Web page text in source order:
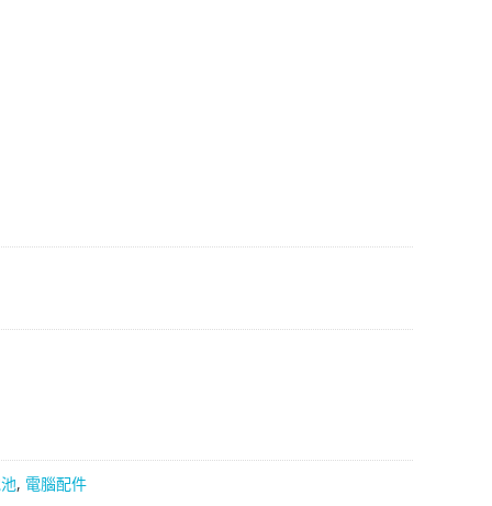
, 電腦配件